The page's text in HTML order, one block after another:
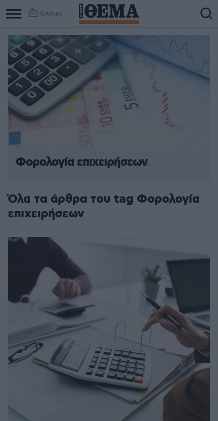
Games
Φορολογία επιχειρήσεων
Όλα τα άρθρα του tag Φορολογία
επιχειρήσεων